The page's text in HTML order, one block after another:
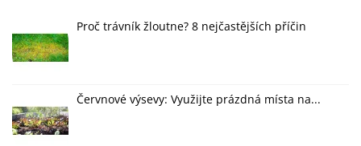
Proč trávník žloutne? 8 nejčastějších příčin
Červnové výsevy: Využijte prázdná místa na...